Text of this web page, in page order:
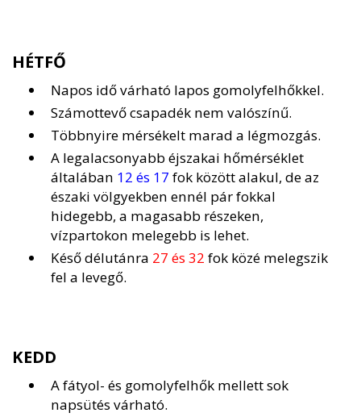
HÉTFŐ
Napos idő várható lapos gomolyfelhőkkel.
Számottevő csapadék nem valószínű.
Többnyire mérsékelt marad a légmozgás.
A legalacsonyabb éjszakai hőmérséklet
általában 12 és 17 fok között alakul, de az
északi völgyekben ennél pár fokkal
hidegebb, a magasabb részeken,
vízpartokon melegebb is lehet.
Késő délutánra 27 és 32 fok közé melegszik
fel a levegő.
KEDD
A fátyol- és gomolyfelhők mellett sok
napsütés várható.